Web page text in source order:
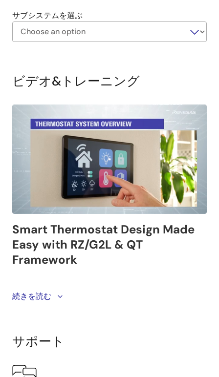
のためのクリアな音声コマンドと高品質のスピーカ
出力が可能
サブシステムを選ぶ
Diagram
ビデオ&トレーニング
Renesas’ next‑generation thermostat solution is built
connectivity, AI‑based sensing, and a modular design
future‑ready smart‑home applications.
続きを読む
サポート